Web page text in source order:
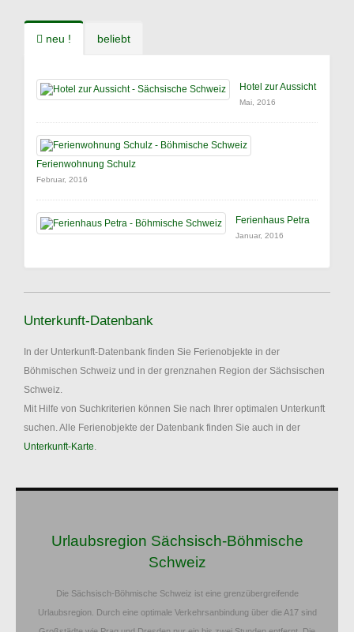
neu ! beliebt
Hotel zur Aussicht
Mai, 2016
Ferienwohnung Schulz
Februar, 2016
Ferienhaus Petra
Januar, 2016
Unterkunft-Datenbank
In der Unterkunft-Datenbank finden Sie Ferienobjekte in der
Böhmischen Schweiz und in der grenznahen Region der Sächsischen
Schweiz.
Mit Hilfe von Suchkriterien können Sie nach Ihrer optimalen Unterkunft
suchen. Alle Ferienobjekte der Datenbank finden Sie auch in der
Unterkunft-Karte.
Urlaubsregion Sächsisch-Böhmische
Schweiz
Die Sächsisch-Böhmische Schweiz ist eine grenzübergreifende
Urlaubsregion. Durch eine optimale Verkehrsanbindung über die A17 sind